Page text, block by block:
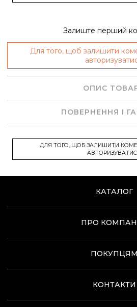
Залиште перший
Для того, щоб залишити
ОПИС
ПОВЕРНЕННЯ І
ДЛЯ ТОГО, ЩОБ ЗАЛИШИТИ
КАТАЛОГ
ПРО
ПОКУПЦЯМ
КОНТАКТИ